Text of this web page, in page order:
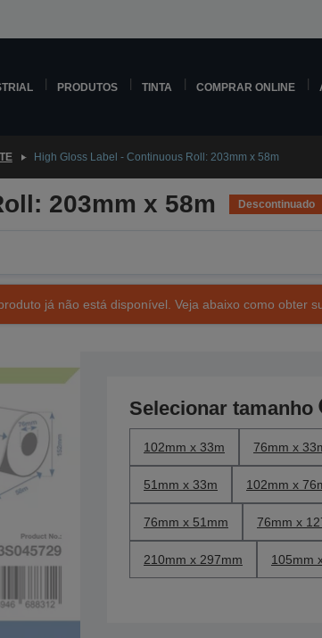
PRODUTOS TINTA COMPRAR ONLINE
High Gloss Label - Continuous Roll: 203mm x 58m
203mm x 58m Descontinuado
já não está disponível. Veja abaixo como obter
Selecionar tamanho
102mm x 33m 76mm x
51mm x 33m 102mm x
76mm x 51mm 76mm x
210mm x 297mm 105mm